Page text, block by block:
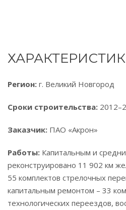
Регион: г. Великий Новгород
Сроки строительства:
Заказчик: ПАО «Акрон»
Работы: Капитальным и
реконструировано 11 902 км
55 комплектов стрелочных
капитальным ремонтом – 33
технологических переездов,